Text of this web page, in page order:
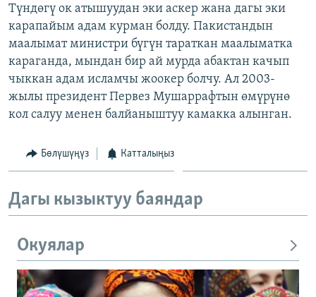
ЫҢГАЙСЫЗ СУРООЛОР
ЭЕ/АРнун бардык сайттары
Түндөгү ок атышуудан эки аскер жана дагы эки
карапайым адам курман болду. Пакистандын
маалымат министри бүгүн тараткан маалыматка
караганда, мындан бир ай мурда абактан качып
чыккан адам исламчы жоокер болчу. Ал 2003-
жылы президент Первез Мушаррафтын өмүрүнө
кол салуу менен балйаныштуу камакка алынган.
Бөлүшүңүз Катталыңыз
Дагы кызыктуу баяндар
Окуялар